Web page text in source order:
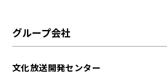
2025年04月
グループ会社
文化放送開発センター